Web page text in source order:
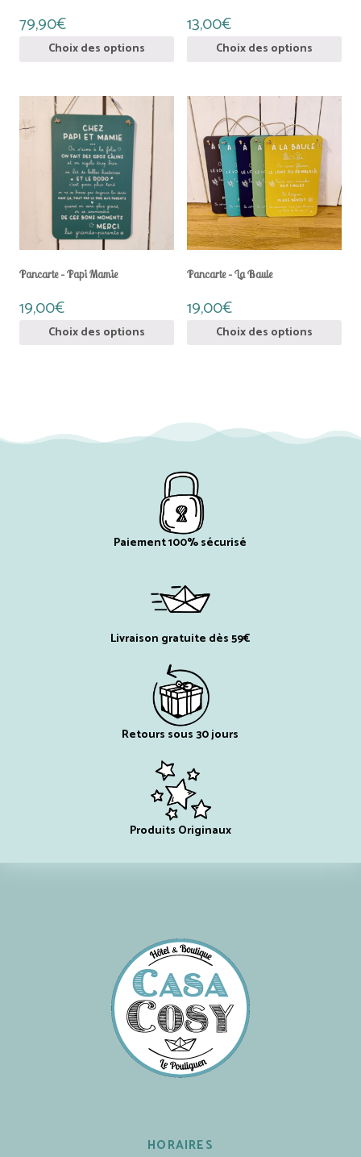
79,90€
Choix des options
du
produit
13,00€
Choix des options
du
produit
Pancarte – Papi Mamie
19,00€
Choix des options
produit
a
variations.
choisies
sur
la
du
produit
Pancarte – La Baule
19,00€
Choix des options
Ce
produit
plusieurs
variations.
Les
options
peuvent
être
choisies
sur
la
du
produit
Paiement 100% sécurisé
Livraison gratuite dès 59€
Retours sous 30 jours
Produits Originaux
HORAIRES